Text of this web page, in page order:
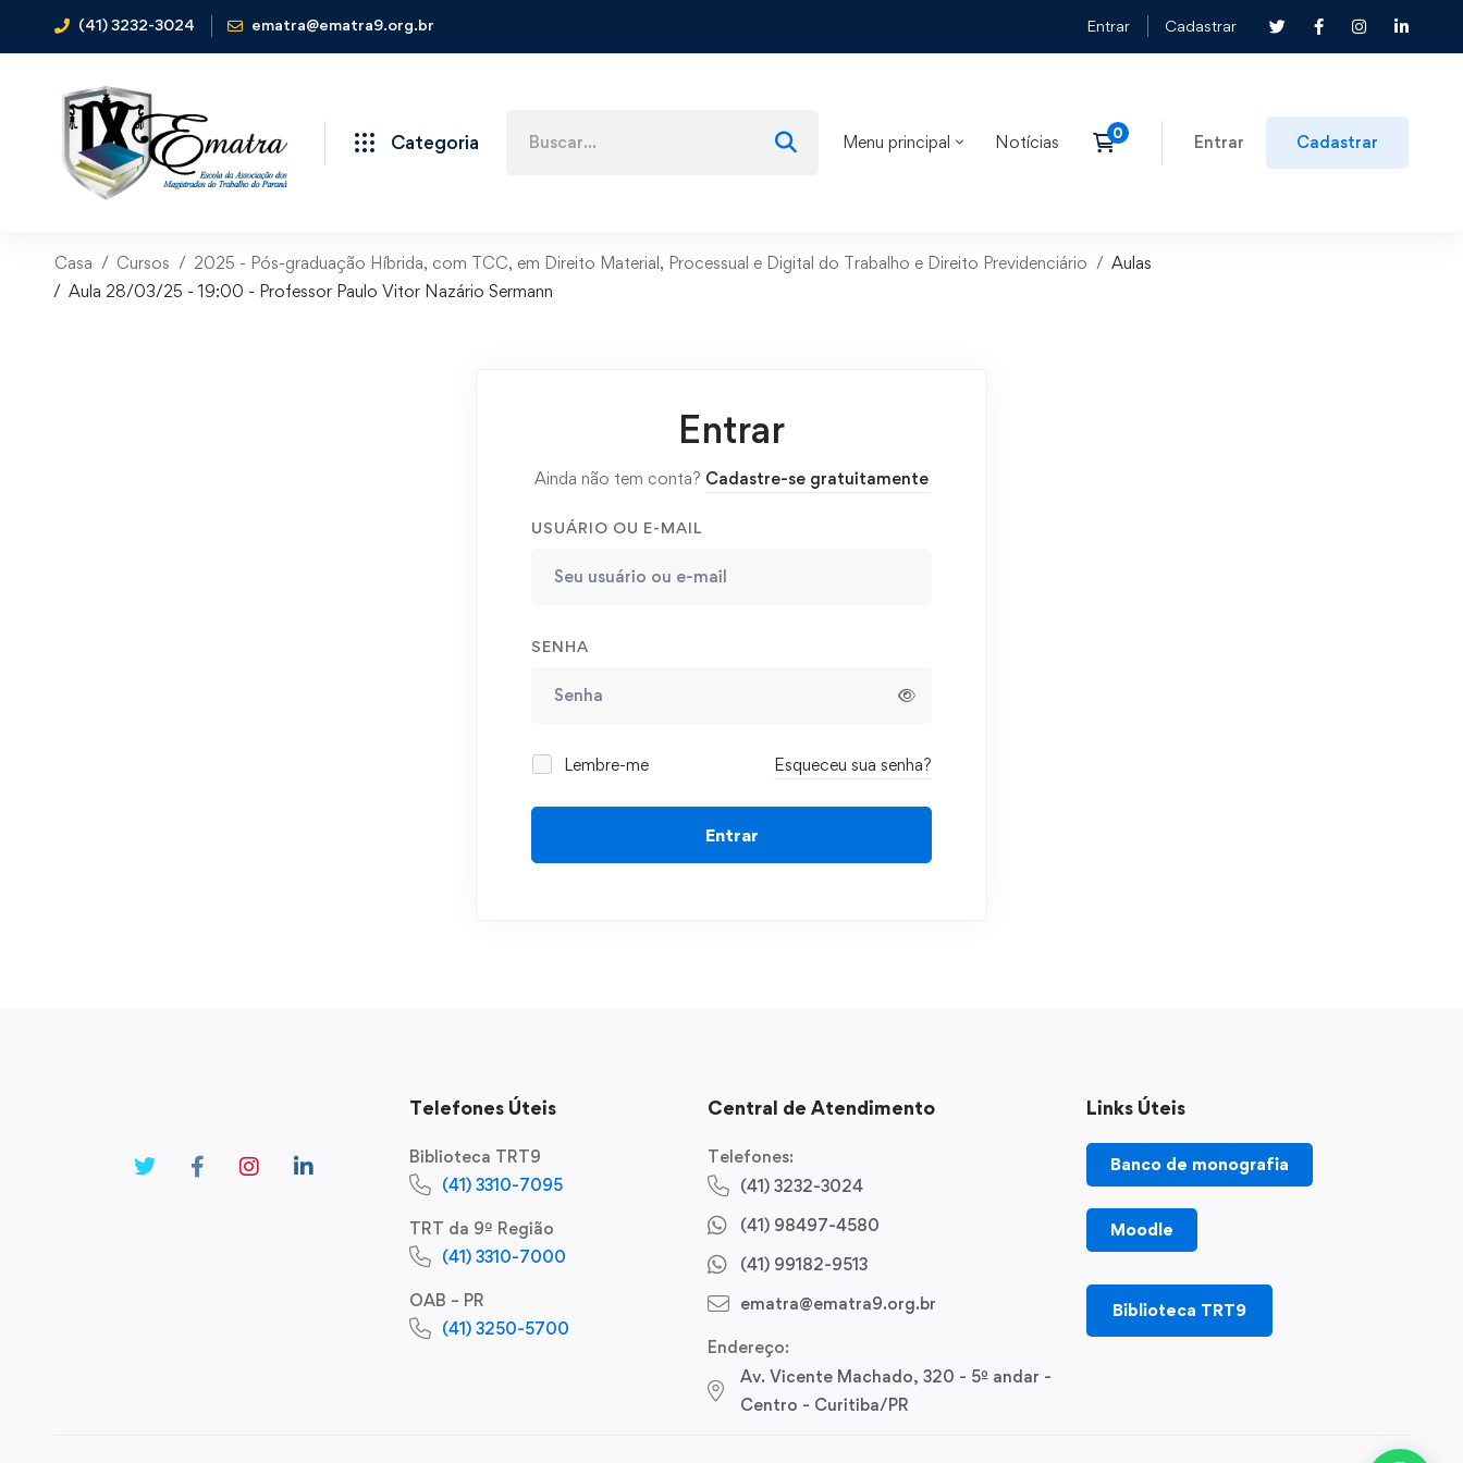
(41) 3232-3024 ematra@ematra9.org.br Entrar Cadastrar
Categoria Menu principal Notícias Entrar Cadastrar
Casa Cursos 2025 - Pós-graduação Híbrida, com TCC, em Direito Material, Processual e Digital do Trabalho e Direito Previdenciário
Aulas
Aula 28/03/25 - 19:00 - Professor Paulo Vitor Nazário Sermann
Entrar
Ainda não tem conta? Cadastre-se gratuitamente
USUÁRIO OU E-MAIL
SENHA
Lembre-me Esqueceu sua senha?
Entrar
Telefones Úteis
Biblioteca TRT9
(41) 3310-7095
TRT da 9ª Região
(41) 3310-7000
OAB – PR
(41) 3250-5700
Central de Atendimento
Telefones:
(41) 3232-3024
(41) 98497-4580
(41) 99182-9513
ematra@ematra9.org.br
Endereço:
Av. Vicente Machado, 320 - 5º andar -
Centro - Curitiba/PR
Links Úteis
Banco de monografia
Moodle
Biblioteca TRT9